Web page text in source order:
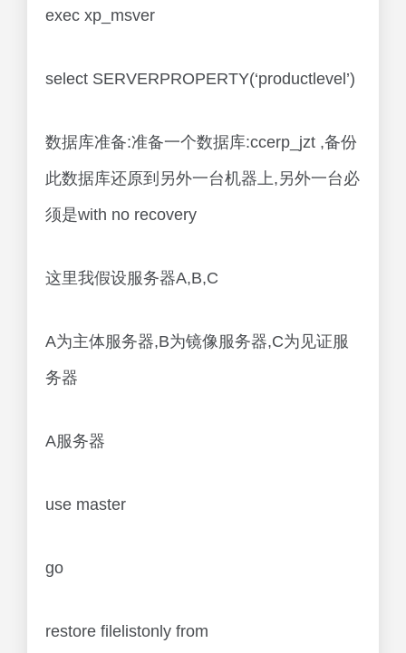
exec xp_msver
select SERVERPROPERTY(‘productlevel’)
数据库准备:准备一个数据库:ccerp_jzt ,备份
此数据库还原到另外一台机器上,另外一台必
须是with no recovery
这里我假设服务器A,B,C
A为主体服务器,B为镜像服务器,C为见证服
务器
A服务器
use master
go
restore filelistonly from